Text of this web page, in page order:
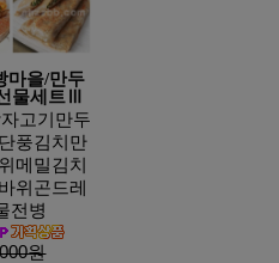
마을/만두
물세트Ⅲ
고기만두
풍김치만
메밀김치
위곤드레
전병
원